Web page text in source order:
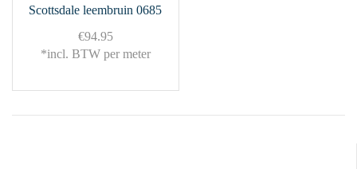
Scottsdale leembruin 0685
€94.95
*incl. BTW per meter